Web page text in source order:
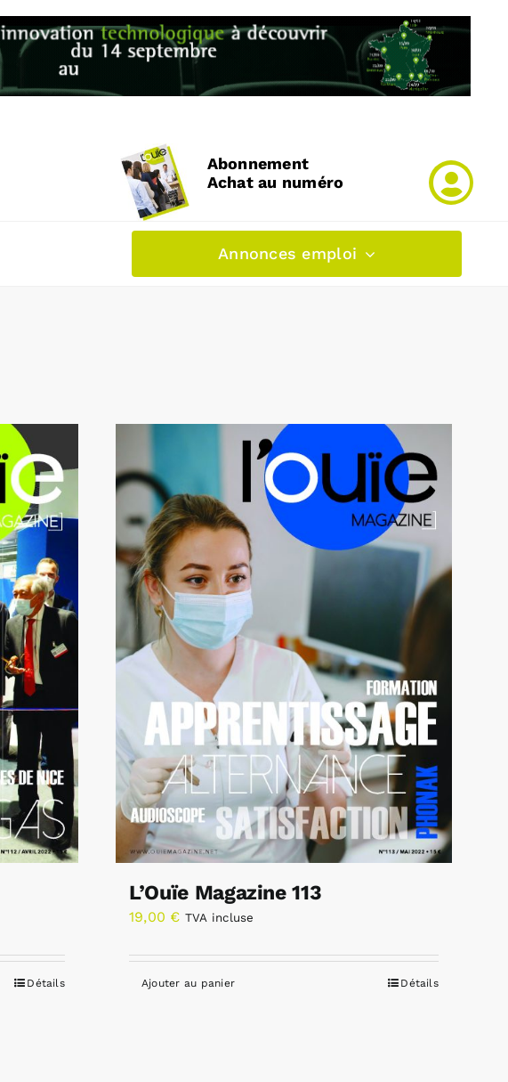
Abonnement
Achat au numéro
Annonces emploi
Détails
L’Ouïe Magazine 113
19,00 € TVA incluse
Ajouter au panier Détails